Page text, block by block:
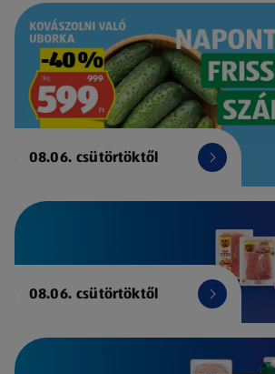
08.06. csütörtöktől
08.06. csütörtöktől